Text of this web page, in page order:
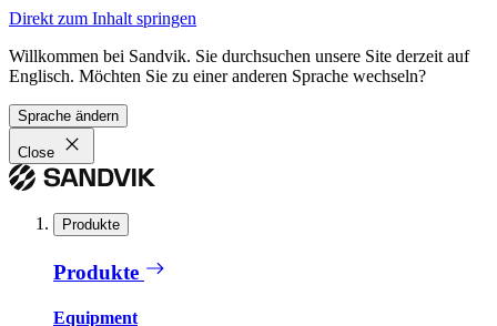
Direkt zum Inhalt springen
Willkommen bei Sandvik. Sie durchsuchen unsere Site derzeit auf
Englisch. Möchten Sie zu einer anderen Sprache wechseln?
Sprache ändern
Close
Produkte
Produkte
Equipment